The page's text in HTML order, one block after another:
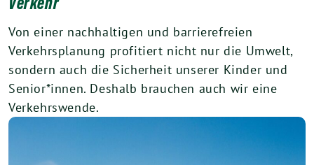
Von einer nachhaltigen und barrierefreien
Verkehrsplanung profitiert nicht nur die Umwelt,
sondern auch die Sicherheit unserer Kinder und
Senior*innen. Deshalb brauchen auch wir eine
Verkehrswende.